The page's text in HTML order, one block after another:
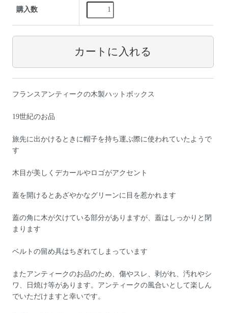
購入数
フランスアンティークの木製ハットボックス
19世紀のお品
旅先に出かけるときに帽子を持ち運ぶ際に使われていたようで
す
木目が美しくデカールやロゴがアクセント
蓋を開けるとあざやかなグリーンに目を惹かれます
蓋の角に木が欠けている部分がありますが、蓋はしっかりと閉
まります
ベルトの留め具はちぎれてしまっています
またアンティークのお品のため、傷やスレ、剥がれ、汚れやシ
ワ、日焼け等があります。アンティークの風合いとして楽しん
でいただけますと幸いです。